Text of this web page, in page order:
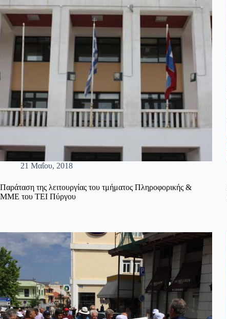
21 Μαΐου, 2018
Παράταση της λειτουργίας του τμήματος Πληροφορικής &
ΜΜΕ του ΤΕΙ Πύργου